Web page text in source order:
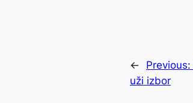
← Previous:
uži izbor